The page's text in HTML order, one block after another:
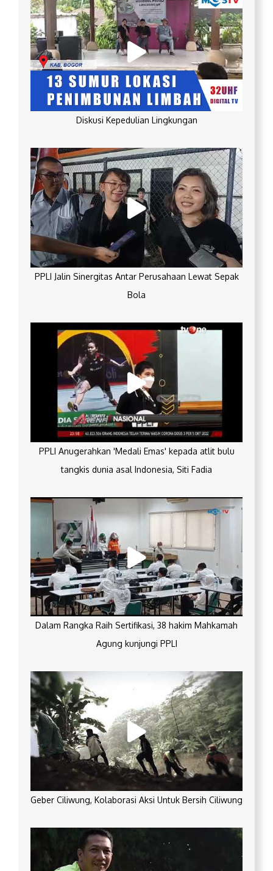
Diskusi Kepedulian Lingkungan
PPLI Jalin Sinergitas Antar Perusahaan Lewat Sepak
Bola
PPLI Anugerahkan 'Medali Emas' kepada atlit bulu
tangkis dunia asal Indonesia, Siti Fadia
Dalam Rangka Raih Sertifikasi, 38 hakim Mahkamah
Agung kunjungi PPLI
Geber Ciliwung, Kolaborasi Aksi Untuk Bersih Ciliwung